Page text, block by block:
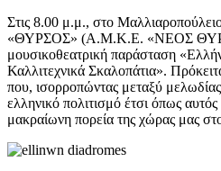
Στις 8.00 μ.μ., στο
«ΘΥΡΣΟΣ» (Α.Μ.Κ.Ε. «ΝΕΟΣ
μουσικοθεατρική παράσταση
Καλλιτεχνικά Σκαλοπάτια».
που, ισορροπώντας μεταξύ
ελληνικό πολιτισμό έτσι όπως
μακραίωνη πορεία της χώρας μας